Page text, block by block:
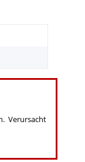
Verursacht